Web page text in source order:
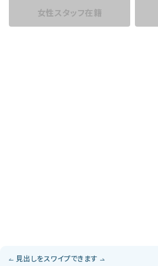
女性スタッフ在籍
見出しをスワイプできます